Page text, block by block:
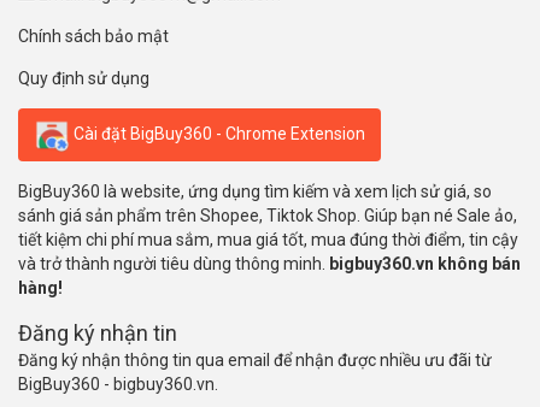
Chính sách bảo mật
Quy định sử dụng
Cài đặt BigBuy360 - Chrome Extension
BigBuy360 là website, ứng dụng tìm kiếm và xem lịch sử giá, so
sánh giá sản phẩm trên Shopee, Tiktok Shop. Giúp bạn né Sale ảo,
tiết kiệm chi phí mua sắm, mua giá tốt, mua đúng thời điểm, tin cậy
và trở thành người tiêu dùng thông minh.
bigbuy360.vn không bán
hàng!
Đăng ký nhận tin
Đăng ký nhận thông tin qua email để nhận được nhiều ưu đãi từ
BigBuy360 - bigbuy360.vn.